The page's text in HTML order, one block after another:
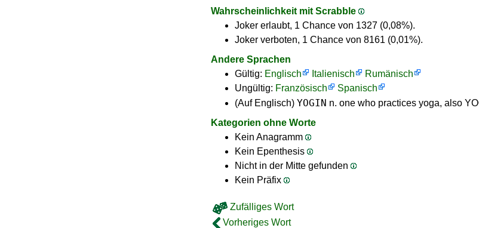
Wahrscheinlichkeit mit Scrabble
Joker erlaubt, 1 Chance von 1327 (0,08%).
Joker verboten, 1 Chance von 8161 (0,01%).
Andere Sprachen
Gültig: Englisch Italienisch
Rumänisch
Ungültig: Französisch
Spanisch
(Auf Englisch) YOGIN n. one who practices yoga, also
Kategorien ohne Worte
Kein Anagramm
Kein Epenthesis
Nicht in der Mitte gefunden
Kein Präfix
Zufälliges Wort
Vorheriges Wort